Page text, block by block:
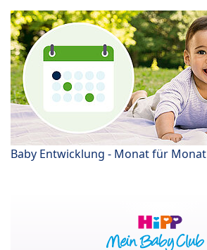
Baby Entwicklung - Monat für Monat